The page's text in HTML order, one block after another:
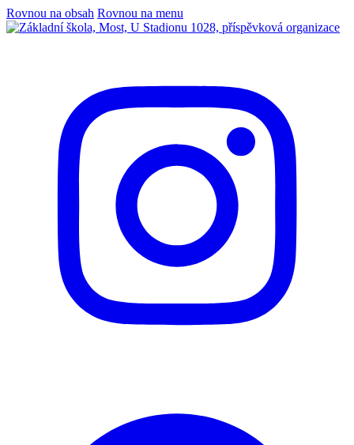
Rovnou na obsah Rovnou na menu